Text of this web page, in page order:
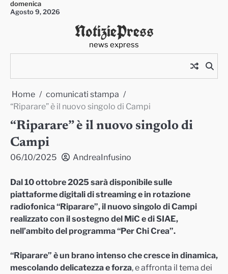
Skipdomenica
Agosto 9, 2026
NotiziePress
news express
Home
comunicati stampa
“Riparare” è il nuovo singolo di Campi
“Riparare” è il nuovo singolo di
Campi
06/10/2025 AndreaInfusino
Dal 10 ottobre 2025 sarà disponibile sulle
piattaforme digitali di streaming e in rotazione
radiofonica “Riparare”, il nuovo singolo di Campi
realizzato con il sostegno del MiC e di SIAE,
nell’ambito del programma “Per Chi Crea”.
“Riparare” è un brano intenso che cresce in dinamica,
mescolando delicatezza e forza, e affronta il tema dei